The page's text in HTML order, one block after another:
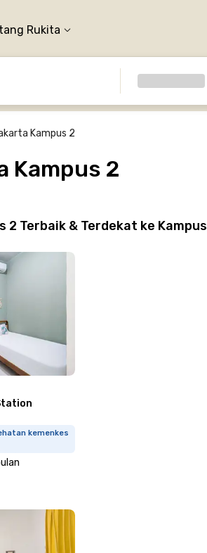
Rukita
Kampus 2
Kampus 2
Terbaik & Terdekat ke Kampus
kemenkes